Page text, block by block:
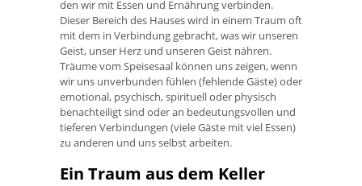
den wir mit Essen und Ernährung verbinden.
Dieser Bereich des Hauses wird in einem Traum oft
mit dem in Verbindung gebracht, was wir unseren
Geist, unser Herz und unseren Geist nähren.
Träume vom Speisesaal können uns zeigen, wenn
wir uns unverbunden fühlen (fehlende Gäste) oder
emotional, psychisch, spirituell oder physisch
benachteiligt sind oder an bedeutungsvollen und
tieferen Verbindungen (viele Gäste mit viel Essen)
zu anderen und uns selbst arbeiten.
Ein Traum aus dem Keller